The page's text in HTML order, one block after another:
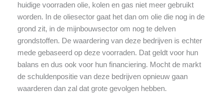
huidige voorraden olie, kolen en gas niet meer gebruikt
worden. In de oliesector gaat het dan om olie die nog in de
grond zit, in de mijnbouwsector om nog te delven
grondstoffen. De waardering van deze bedrijven is echter
mede gebaseerd op deze voorraden. Dat geldt voor hun
balans en dus ook voor hun financiering. Mocht de markt
de schuldenpositie van deze bedrijven opnieuw gaan
waarderen dan zal dat grote gevolgen hebben.